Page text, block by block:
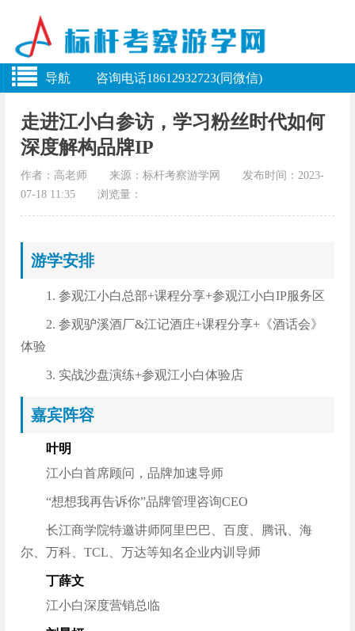
导航 咨询电话18612932723(同微信)
走进江小白参访，学习粉丝时代如何
深度解构品牌IP
作者：高老师 来源：标杆考察游学网 发布时间：2023-
07-18 11:35 浏览量：
游学安排
1. 参观江小白总部+课程分享+参观江小白IP服务区
2. 参观驴溪酒厂&江记酒庄+课程分享+《酒话会》
体验
3. 实战沙盘演练+参观江小白体验店
嘉宾阵容
叶明
江小白首席顾问，品牌加速导师
“想想我再告诉你”品牌管理咨询CEO
长江商学院特邀讲师阿里巴巴、百度、腾讯、海
尔、万科、TCL、万达等知名企业内训导师
丁薛文
江小白深度营销总临